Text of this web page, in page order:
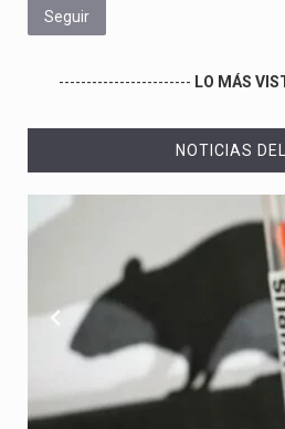
Seguir
------------------------ LO MÁS
NOTICIAS